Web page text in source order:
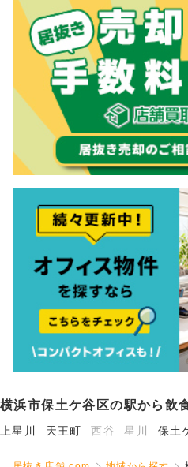
横浜市保土ケ谷区の駅から飲
上星川 天王町 西谷 星川 保土